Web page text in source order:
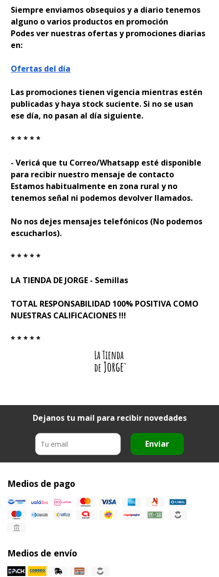
Siempre enviamos obsequios y a diario tenemos
alguno o varios productos en promoción
Podes ver nuestras ofertas y promociones diarias
en:
Ofertas del día
Las promociones tienen vigencia mientras estén
publicadas y haya stock suficiente. Si no se usan
ese día, no pasan al día siguiente.
* * * * *
- Verificá que tu Correo/Whatsapp esté disponible
para recibir nuestro mensaje de contacto
Estamos habitualmente en zona rural y no
tenemos señal ni podemos devolver llamados.
No nos dejes mensajes telefónicos (No podemos
escucharlos).
* * * * *
LA TIENDA DE JORGE - Semillas
TOTAL RESPONSABILIDAD 100% POSITIVA COMO
NUESTRAS CALIFICACIONES !!!
* * * * *
Dejanos tu mail para recibir novedades
Enviar
Medios de pago
Medios de envío